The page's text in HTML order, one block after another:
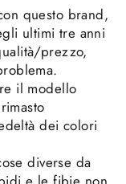
questo brand,
ultimi tre anni
prezzo,
il modello
dei colori
diverse da